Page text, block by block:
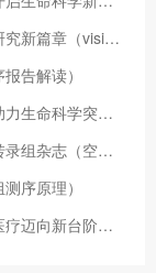
空间转录组技术突破传统限制，开启基因研究新篇章（visium空间转录组）
告解读）
山东空间转录组研究破解基因表达奥秘，助力生命科学突破（空间转录组分析流程）
空间转录组研究进展盘点当前主流的空间转录组杂志（空间转录组杂志有哪些）
序原理）
空间转录组周期研究取得突破，助力精准医疗迈向新台阶（10x空间转录组的弊端）